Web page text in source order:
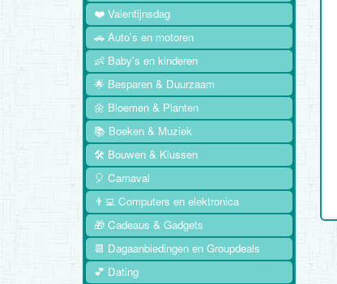
❤️ Valentijnsdag
🚗 Auto's en motoren
👶 Baby's en kinderen
🌟 Besparen & Duurzaam
🌼 Bloemen & Planten
📚 Boeken & Muziek
🛠️ Bouwen & Klussen
🎈 Carnaval
👨‍💻 Computers en elektronica
🎁 Cadeaus & Gadgets
📆 Dagaanbiedingen en Groupdeals
💕 Dating